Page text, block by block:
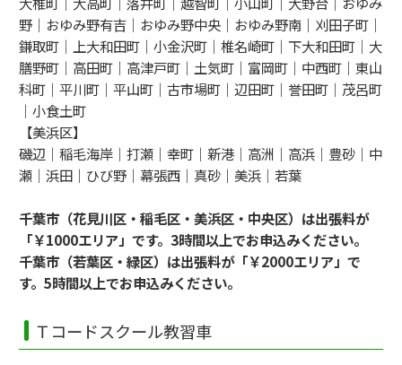
野｜おゆみ野有吉｜おゆみ野中央｜おゆみ野南｜刈田子町｜
鎌取町｜上大和田町｜小金沢町｜椎名崎町｜下大和田町｜大
膳野町｜高田町｜高津戸町｜土気町｜富岡町｜中西町｜東山
科町｜平川町｜平山町｜古市場町｜辺田町｜誉田町｜茂呂町
｜小食土町
【美浜区】
磯辺｜稲毛海岸｜打瀬｜幸町｜新港｜高洲｜高浜｜豊砂｜中
瀬｜浜田｜ひび野｜幕張西｜真砂｜美浜｜若葉
千葉市（花見川区・稲毛区・美浜区・中央区）は出張料が
「￥1000エリア」です。3時間以上でお申込みください。
千葉市（若葉区・緑区）は出張料が「￥2000エリア」で
す。5時間以上でお申込みください。
Ｔコードスクール教習車